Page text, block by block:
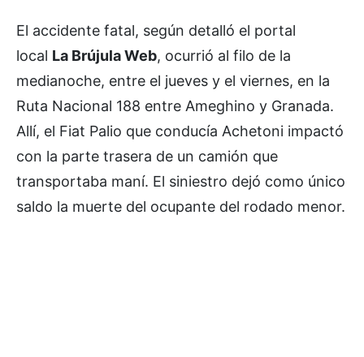
El accidente fatal, según detalló el portal
local La Brújula Web, ocurrió al filo de la
medianoche, entre el jueves y el viernes, en la
Ruta Nacional 188 entre Ameghino y Granada.
Allí, el Fiat Palio que conducía Achetoni impactó
con la parte trasera de un camión que
transportaba maní. El siniestro dejó como único
saldo la muerte del ocupante del rodado menor.